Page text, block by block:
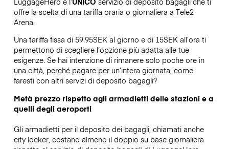
offre la scelta di una tariffa oraria o giornaliera a Tele2
Arena.
Una tariffa fissa di 59.95SEK al giorno e di 15SEK all’ora ti
permettono di scegliere l’opzione più adatta alle tue
esigenze. Se hai intenzione di rimanere solo poche ore in
una città, perché pagare per un’intera giornata, come
faresti con altri servizi di deposito bagagli?
Metà prezzo rispetto agli armadietti delle stazioni e a
quelli degli aeroporti
Gli armadietti per il deposito dei bagagli, chiamati anche
city locker, costano almeno il doppio su base giornaliera